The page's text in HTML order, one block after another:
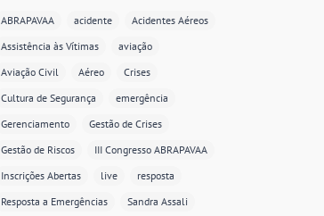
ABRAPAVAA acidente
Acidentes Aéreos
Assistência às Vítimas
aviação
Aviação Civil
Aéreo
Crises
Cultura de Segurança
emergência
Gerenciamento
Gestão de Crises
Gestão de Riscos
III Congresso ABRAPAVAA
Inscrições Abertas
live
resposta
Resposta a Emergências
Sandra Assali